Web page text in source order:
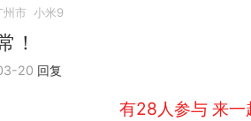
州市 小米9
！
20 回复
有28人参与 来一
此前一天内数万人从摩洛哥涌
费大厨“全国小炒肉大王”